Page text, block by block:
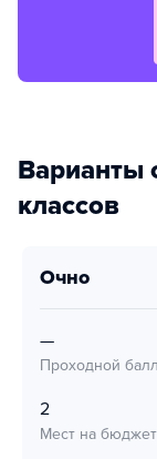
Варианты
классов
очно
—
Проходной
2
Мест на бюджет